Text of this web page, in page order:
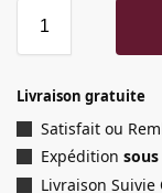
Livraison gratuite
Satisfait ou
Expédition sous
Livraison Suivie